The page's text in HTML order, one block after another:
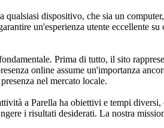
dispositivo, che sia un
un'esperienza utente eccellente
Prima di tutto, il sito
online assume un'importanza
nel mercato locale.
a Parella ha obiettivi e tempi diversi,
i risultati desiderati. La nostra